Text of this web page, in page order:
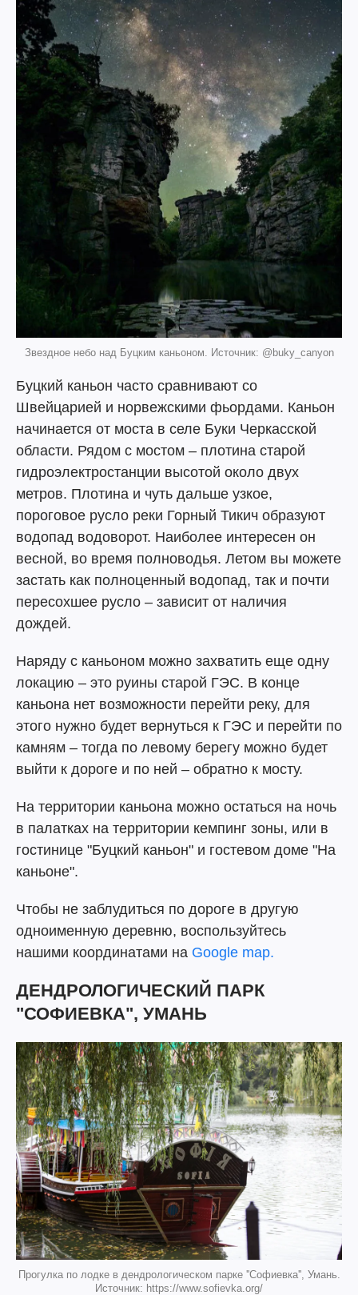
Звездное небо над Буцким каньоном. Источник: @buky_canyon
Буцкий каньон часто сравнивают со
Швейцарией и норвежскими фьордами. Каньон
начинается от моста в селе Буки Черкасской
области. Рядом с мостом – плотина старой
гидроэлектростанции высотой около двух
метров. Плотина и чуть дальше узкое,
пороговое русло реки Горный Тикич образуют
водопад водоворот. Наиболее интересен он
весной, во время полноводья. Летом вы можете
застать как полноценный водопад, так и почти
пересохшее русло – зависит от наличия
дождей.
Наряду с каньоном можно захватить еще одну
локацию – это руины старой ГЭС. В конце
каньона нет возможности перейти реку, для
этого нужно будет вернуться к ГЭС и перейти по
камням – тогда по левому берегу можно будет
выйти к дороге и по ней – обратно к мосту.
На территории каньона можно остаться на ночь
в палатках на территории кемпинг зоны, или в
гостинице "Буцкий каньон" и гостевом доме "На
каньоне".
Чтобы не заблудиться по дороге в другую
одноименную деревню, воспользуйтесь
нашими координатами на Google map.
ДЕНДРОЛОГИЧЕСКИЙ ПАРК
"СОФИЕВКА", УМАНЬ
Прогулка по лодке в дендрологическом парке ''Софиевка'', Умань.
Источник: https://www.sofievka.org/